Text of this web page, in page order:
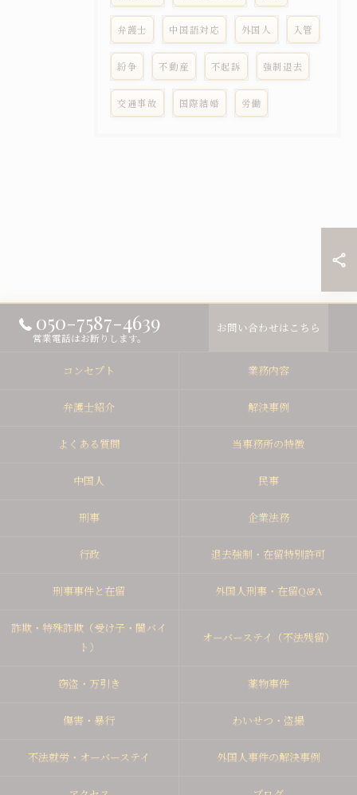
弁護士 中国語対応 外国人 入管
紛争 不動産 不起訴 強制退去
交通事故 国際結婚 労働
050-7587-4639
営業電話はお断りします。
お問い合わせはこちら
コンセプト 業務内容
弁護士紹介 解決事例
よくある質問 当事務所の特徴
中国人 民事
刑事 企業法務
行政 退去強制・在留特別許可
刑事事件と在留 外国人刑事・在留Q&A
詐欺・特殊詐欺（受け子・闇バイ
ト）
オーバーステイ（不法残留）
窃盗・万引き 薬物事件
傷害・暴行 わいせつ・盗撮
不法就労・オーバーステイ 外国人事件の解決事例